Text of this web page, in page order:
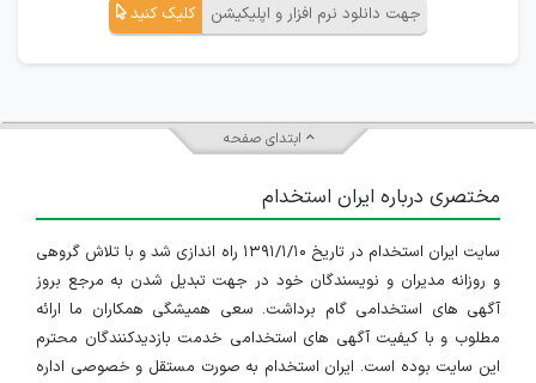
جهت دانلود نرم افزار و اپلیکیشن کلیک کنید
ابتدای صفحه
مختصری درباره ایران استخدام
سایت ایران استخدام در تاریخ ۱۳۹۱/۱/۱۰ راه اندازی شد و با تلاش گروهی
و روزانه مدیران و نویسندگان خود در جهت تبدیل شدن به مرجع بروز
آگهی های استخدامی گام برداشت. سعی همیشگی همکاران ما ارائه
مطلوب و با کیفیت آگهی های استخدامی خدمت بازدیدکنندگان محترم
این سایت بوده است. ایران استخدام به صورت مستقل و خصوصی اداره